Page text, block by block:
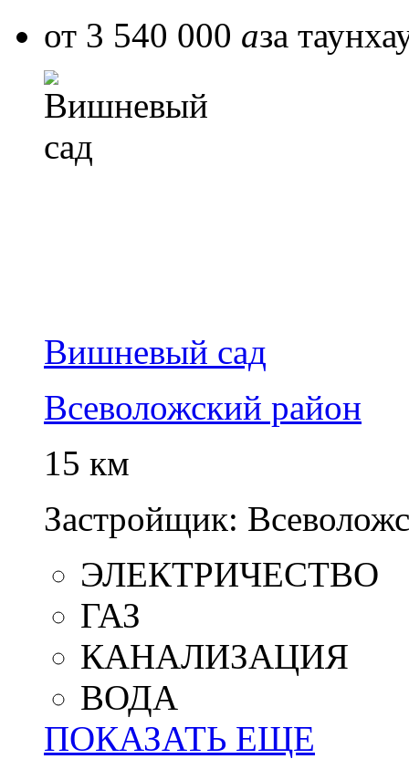
от 3 540 000 aза
Вишневый сад
Всеволожский район
15 км
Застройщик:
ЭЛЕКТРИЧЕСТВО
ГАЗ
КАНАЛИЗАЦИЯ
ВОДА
ПОКАЗАТЬ ЕЩЕ